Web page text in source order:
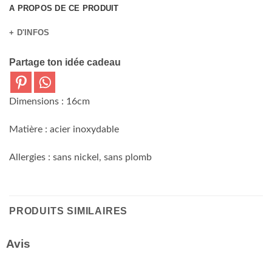
A PROPOS DE CE PRODUIT
+ D'INFOS
Partage ton idée cadeau
Dimensions : 16cm
Matière : acier inoxydable
Allergies : sans nickel, sans plomb
PRODUITS SIMILAIRES
Avis